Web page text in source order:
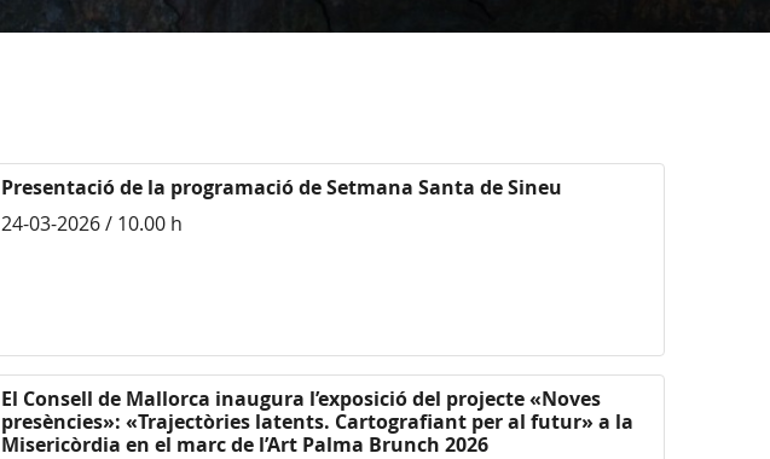
Presentació de la programació de Setmana Santa de Sineu
24-03-2026 / 10.00 h
El Consell de Mallorca inaugura l’exposició del projecte «Noves
presències»: «Trajectòries latents. Cartografiant per al futur» a la
Misericòrdia en el marc de l’Art Palma Brunch 2026